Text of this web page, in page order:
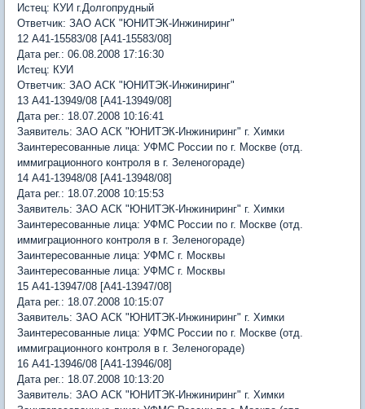
Истец: КУИ г.Долгопрудный
Ответчик: ЗАО АСК "ЮНИТЭК-Инжиниринг"
12 А41-15583/08 [А41-15583/08]
Дата рег.: 06.08.2008 17:16:30
Истец: КУИ
Ответчик: ЗАО АСК "ЮНИТЭК-Инжиниринг"
13 А41-13949/08 [А41-13949/08]
Дата рег.: 18.07.2008 10:16:41
Заявитель: ЗАО АСК "ЮНИТЭК-Инжиниринг" г. Химки
Заинтересованные лица: УФМС России по г. Москве (отд.
иммиграционного контроля в г. Зеленогораде)
14 А41-13948/08 [А41-13948/08]
Дата рег.: 18.07.2008 10:15:53
Заявитель: ЗАО АСК "ЮНИТЭК-Инжиниринг" г. Химки
Заинтересованные лица: УФМС России по г. Москве (отд.
иммиграционного контроля в г. Зеленогораде)
Заинтересованные лица: УФМС г. Москвы
Заинтересованные лица: УФМС г. Москвы
15 А41-13947/08 [А41-13947/08]
Дата рег.: 18.07.2008 10:15:07
Заявитель: ЗАО АСК "ЮНИТЭК-Инжиниринг" г. Химки
Заинтересованные лица: УФМС России по г. Москве (отд.
иммиграционного контроля в г. Зеленогораде)
16 А41-13946/08 [А41-13946/08]
Дата рег.: 18.07.2008 10:13:20
Заявитель: ЗАО АСК "ЮНИТЭК-Инжиниринг" г. Химки